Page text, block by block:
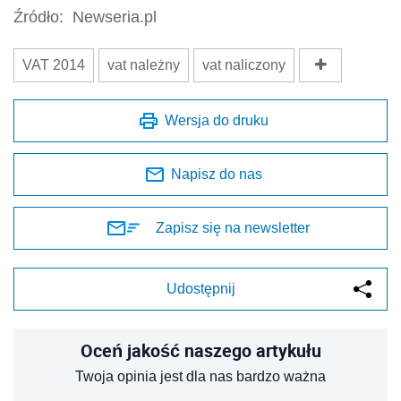
Źródło: Newseria.pl
VAT 2014 vat należny vat naliczony
Wersja do druku
Napisz do nas
Zapisz się na newsletter
Udostępnij
Oceń jakość naszego artykułu
Twoja opinia jest dla nas bardzo ważna